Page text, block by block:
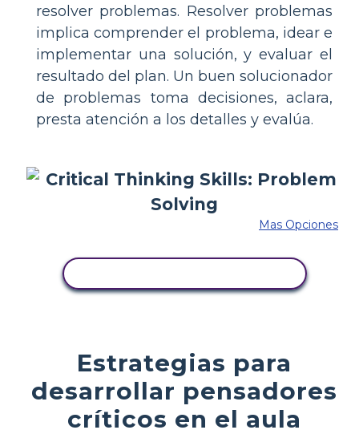
resolver problemas. Resolver problemas
implica comprender el problema, idear e
implementar una solución, y evaluar el
resultado del plan. Un buen solucionador
de problemas toma decisiones, aclara,
presta atención a los detalles y evalúa.
Mas Opciones
Estrategias para
desarrollar pensadores
críticos en el aula